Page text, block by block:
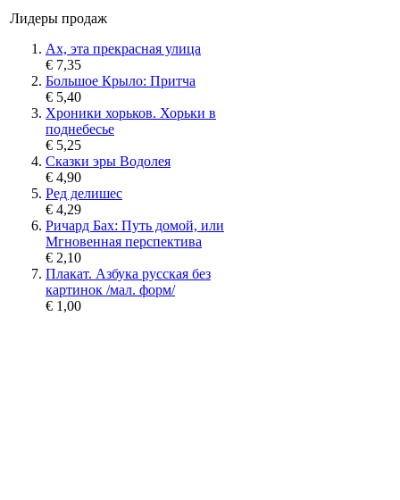
Лидеры продаж
Ах, эта прекрасная улица
€ 7,35
Большое Крыло: Притча
€ 5,40
Хроники хорьков. Хорьки в
поднебесье
€ 5,25
Сказки эры Водолея
€ 4,90
Ред делишес
€ 4,29
Ричард Бах: Путь домой, или
Мгновенная перспектива
€ 2,10
Плакат. Азбука русская без
картинок /мал. форм/
€ 1,00